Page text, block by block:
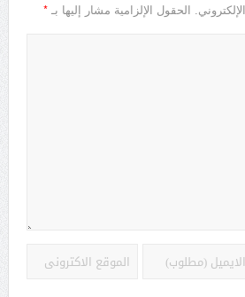
الحقول الإلزامية مشار إليها بـ *